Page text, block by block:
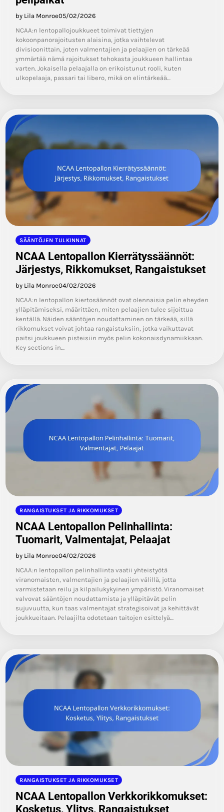
by Lila Monroe05/02/2026
NCAA:n lentopallojoukkueet toimivat tiettyjen
kokoonpanorajoitusten alaisina, jotka vaihtelevat
divisioonittain, joten valmentajien ja pelaajien on tärkeää
ymmärtää nämä rajoitukset tehokasta joukkueen hallintaa
varten. Jokaisella pelaajalla on erikoistunut rooli, kuten
ulkopelaaja, passari tai libero, mikä on elintärkeää…
SÄÄNTÖJEN TULKINNAT
NCAA Lentopallon Kierrätyssäännöt:
Järjestys, Rikkomukset, Rangaistukset
by Lila Monroe04/02/2026
NCAA:n lentopallon kiertosäännöt ovat olennaisia pelin eheyden
ylläpitämiseksi, määrittäen, miten pelaajien tulee sijoittua
kentällä. Näiden sääntöjen noudattaminen on tärkeää, sillä
rikkomukset voivat johtaa rangaistuksiin, jotka vaikuttavat
paitsi joukkueen pisteisiin myös pelin kokonaisdynamiikkaan.
Key sections in…
RANGAISTUKSET JA RIKKOMUKSET
NCAA Lentopallon Pelinhallinta:
Tuomarit, Valmentajat, Pelaajat
by Lila Monroe04/02/2026
NCAA:n lentopallon pelinhallinta vaatii yhteistyötä
viranomaisten, valmentajien ja pelaajien välillä, jotta
varmistetaan reilu ja kilpailukykyinen ympäristö. Viranomaiset
valvovat sääntöjen noudattamista ja ylläpitävät pelin
sujuvuutta, kun taas valmentajat strategisoivat ja kehittävät
joukkueitaan. Pelaajilta odotetaan taitojen esittelyä…
RANGAISTUKSET JA RIKKOMUKSET
NCAA Lentopallon Verkkorikkomukset:
Kosketus, Ylitys, Rangaistukset